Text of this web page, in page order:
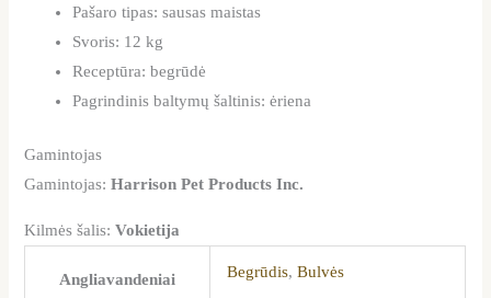
Pašaro tipas: sausas maistas
Svoris: 12 kg
Receptūra: begrūdė
Pagrindinis baltymų šaltinis: ėriena
Gamintojas
Gamintojas:Harrison Pet Products Inc.
Kilmės šalis:Vokietija
Angliavandeniai Begrūdis,Bulvės